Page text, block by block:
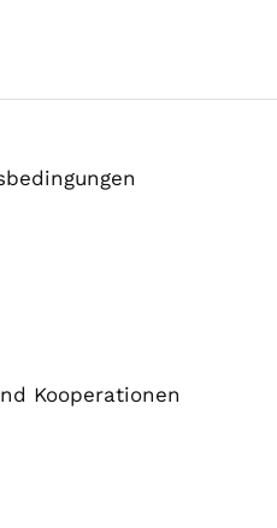
Kooperationen